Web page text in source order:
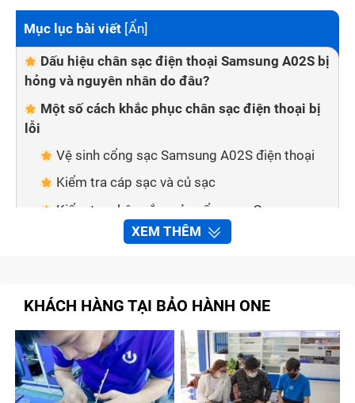
Mục lục bài viết [Ẩn]
Dấu hiệu chân sạc điện thoại Samsung A02S bị
hỏng và nguyên nhân do đâu?
Một số cách khắc phục chân sạc điện thoại bị
lỗi
Vệ sinh cổng sạc Samsung A02S điện thoại
Kiểm tra cáp sạc và củ sạc
Kiểm tra chân cắm của cổng sạc Samsung
Thay thế chân sạc điện thoại Samsung A02S
Bảo Hành One thay chân sạc Samsung A02S
nhanh chóng, chất lượng
Các lưu ý khi thay chân sạc điện thoại
XEM THÊM
KHÁCH HÀNG TẠI BẢO HÀNH ONE